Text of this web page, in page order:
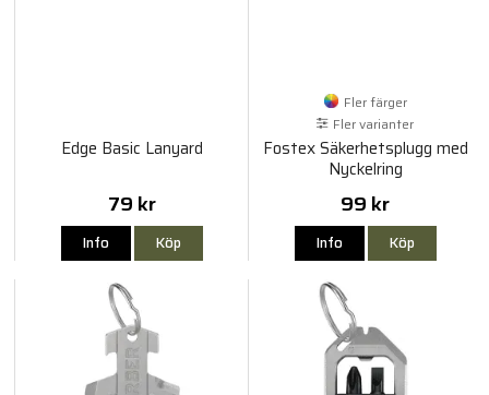
Edge Basic Lanyard
79 kr
Info Köp
Fler färger
Fler varianter
Fostex Säkerhetsplugg med
Nyckelring
99 kr
Info Köp